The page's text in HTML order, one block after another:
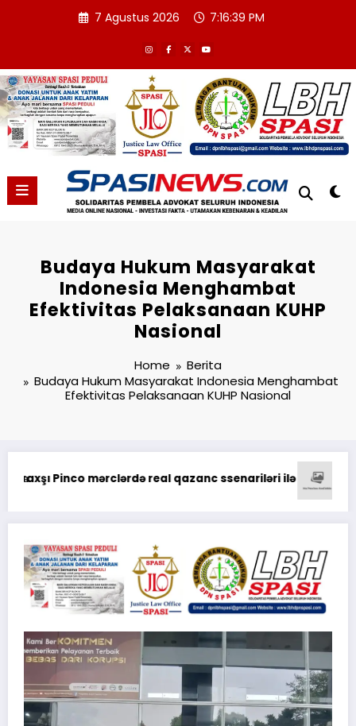
7 Agustus 2026 7:16:40 PM
Budaya Hukum Masyarakat
Indonesia Menghambat
Efektivitas Pelaksanaan KUHP
Nasional
Home
Berita
Budaya Hukum Masyarakat Indonesia Menghambat
Efektivitas Pelaksanaan KUHP Nasional
выводе средств на платформе казино Pinco Online Casino: